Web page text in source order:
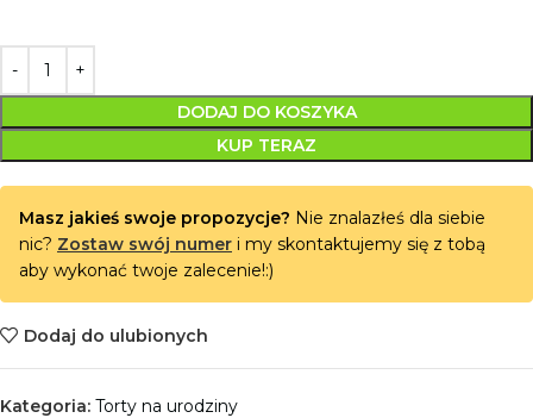
DODAJ DO KOSZYKA
KUP TERAZ
Masz jakieś swoje propozycje? Nie znalazłeś dla siebie
nic? Zostaw swój numer i my skontaktujemy się z tobą
aby wykonać twoje zalecenie!:)
Dodaj do ulubionych
Kategoria: Torty na urodziny